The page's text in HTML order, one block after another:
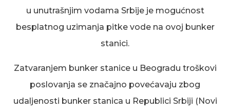
u unutrašnjim vodama Srbije je mogućnost
besplatnog uzimanja pitke vode na ovoj bunker
stanici.
Zatvaranjem bunker stanice u Beogradu troškovi
poslovanja se značajno povećavaju zbog
udaljenosti bunker stanica u Republici Srbiji (Novi